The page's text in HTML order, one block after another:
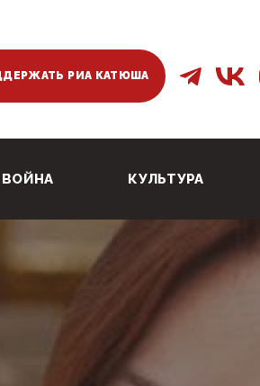
РИА КАТЮША
ВОЙНА КУЛЬТУРА